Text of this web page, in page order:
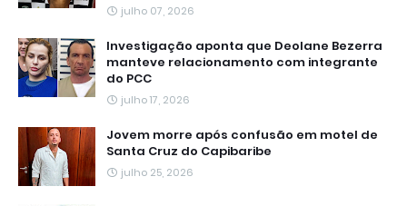
julho 07, 2026
Investigação aponta que Deolane Bezerra
manteve relacionamento com integrante
do PCC
julho 17, 2026
Jovem morre após confusão em motel de
Santa Cruz do Capibaribe
julho 25, 2026